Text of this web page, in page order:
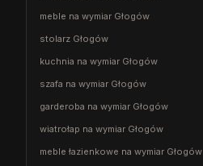
meble na wymiar Głogów
stolarz Głogów
kuchnia na wymiar Głogów
szafa na wymiar Głogów
garderoba na wymiar Głogów
wiatrołap na wymiar Głogów
meble łazienkowe na wymiar Głogów